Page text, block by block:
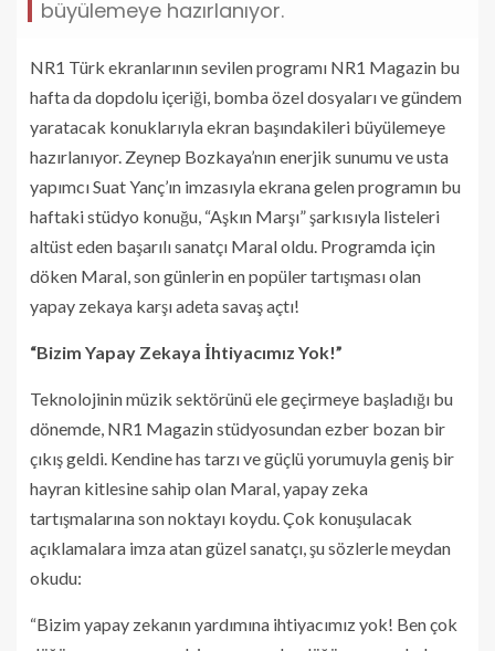
büyülemeye hazırlanıyor.
NR1 Türk ekranlarının sevilen programı NR1 Magazin bu
hafta da dopdolu içeriği, bomba özel dosyaları ve gündem
yaratacak konuklarıyla ekran başındakileri büyülemeye
hazırlanıyor. Zeynep Bozkaya’nın enerjik sunumu ve usta
yapımcı Suat Yanç’ın imzasıyla ekrana gelen programın bu
haftaki stüdyo konuğu, “Aşkın Marşı” şarkısıyla listeleri
altüst eden başarılı sanatçı Maral oldu. Programda için
döken Maral, son günlerin en popüler tartışması olan
yapay zekaya karşı adeta savaş açtı!
“Bizim Yapay Zekaya İhtiyacımız Yok!”
Teknolojinin müzik sektörünü ele geçirmeye başladığı bu
dönemde, NR1 Magazin stüdyosundan ezber bozan bir
çıkış geldi. Kendine has tarzı ve güçlü yorumuyla geniş bir
hayran kitlesine sahip olan Maral, yapay zeka
tartışmalarına son noktayı koydu. Çok konuşulacak
açıklamalara imza atan güzel sanatçı, şu sözlerle meydan
okudu:
“Bizim yapay zekanın yardımına ihtiyacımız yok! Ben çok